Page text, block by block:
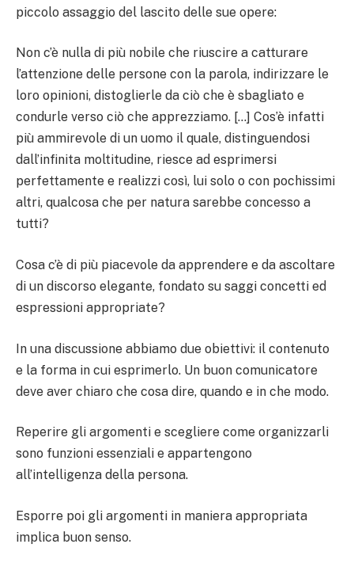
piccolo assaggio del lascito delle sue opere:
Non c’è nulla di più nobile che riuscire a catturare
l’attenzione delle persone con la parola, indirizzare le
loro opinioni, distoglierle da ciò che è sbagliato e
condurle verso ciò che apprezziamo. […] Cos’è infatti
più ammirevole di un uomo il quale, distinguendosi
dall’infinita moltitudine, riesce ad esprimersi
perfettamente e realizzi così, lui solo o con pochissimi
altri, qualcosa che per natura sarebbe concesso a
tutti?
Cosa c’è di più piacevole da apprendere e da ascoltare
di un discorso elegante, fondato su saggi concetti ed
espressioni appropriate?
In una discussione abbiamo due obiettivi: il contenuto
e la forma in cui esprimerlo. Un buon comunicatore
deve aver chiaro che cosa dire, quando e in che modo.
Reperire gli argomenti e scegliere come organizzarli
sono funzioni essenziali e appartengono
all’intelligenza della persona.
Esporre poi gli argomenti in maniera appropriata
implica buon senso.